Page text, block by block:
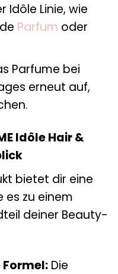
Idôle Linie, wie
Parfum oder
Parfume bei
erneut auf,
Idôle Hair &
bietet dir eine
es zu einem
deiner Beauty-
Die